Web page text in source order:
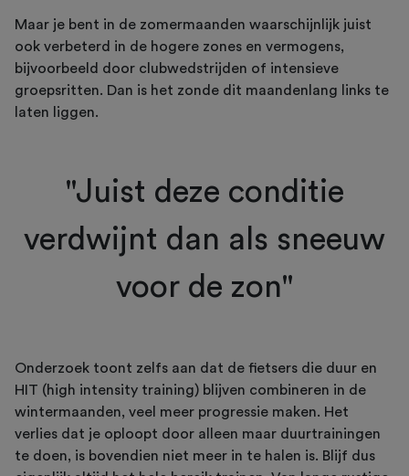
Maar je bent in de zomermaanden waarschijnlijk juist
ook verbeterd in de hogere zones en vermogens,
bijvoorbeeld door clubwedstrijden of intensieve
groepsritten. Dan is het zonde dit maandenlang links te
laten liggen.
"Juist deze conditie
verdwijnt dan als sneeuw
voor de zon"
Onderzoek toont zelfs aan dat de fietsers die duur en
HIT (high intensity training) blijven combineren in de
wintermaanden, veel meer progressie maken. Het
verlies dat je oploopt door alleen maar duurtrainingen
te doen, is bovendien niet meer in te halen is. Blijf dus